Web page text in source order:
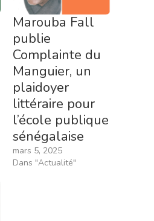
Marouba Fall
publie
Complainte du
Manguier, un
plaidoyer
littéraire pour
l’école publique
sénégalaise
mars 5, 2025
Dans "Actualité"